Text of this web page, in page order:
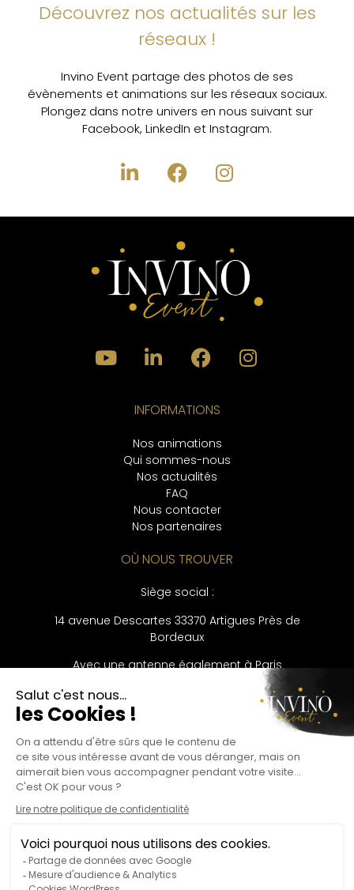
Découvrez nos actualités sur les
réseaux !
Invino Event partage des photos de ses
évènements et animations sur les réseaux sociaux.
Plongez dans notre univers en nous suivant sur
Facebook, LinkedIn et Instagram.
INFORMATIONS
Nos animations
Qui sommes-nous
Nos actualités
FAQ
Nous contacter
Nos partenaires
OÙ NOUS TROUVER
Siège social :
14 avenue Descartes 33370 Artigues Près de
Bordeaux
Avec une antenne également à Paris
Khadija Ben Ammar :06 20 89 81 40
Politique de confidentialité
Mentions légales